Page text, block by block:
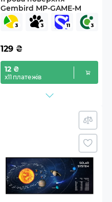
Gembird MP-GAME-M
129 ₴
12 ₴
х11 платежів